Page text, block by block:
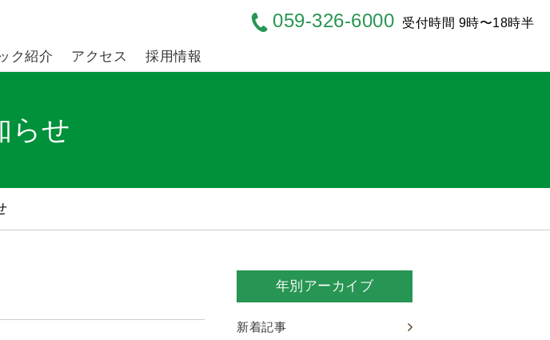
ク紹介 アクセス 採用情報
059-326-6000 受付時間 9時〜18時半
らせ
年別アーカイブ
新着記事